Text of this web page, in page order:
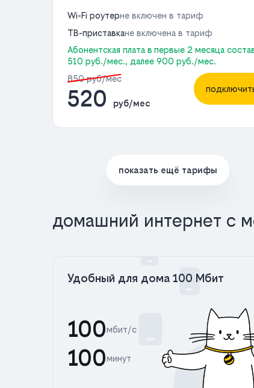
Wi-Fi роутерне включен в тариф
ТВ-приставкане включена в тариф
Абонентская плата в первые 2 месяца
510 руб./мес., далее 900 руб./мес.
850 руб/мес
520 руб/мес
показать ещё тарифы
домашний интернет с
Удобный для дома 100 Мбит
100мбит/с
100минут